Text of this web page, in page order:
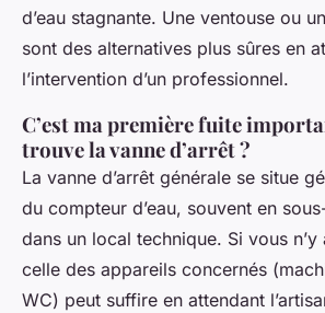
d’eau stagnante. Une ventouse ou
sont des alternatives plus sûres en
l’intervention d’un professionnel.
C’est ma première fuite
trouve la vanne d’arrêt ?
La vanne d’arrêt générale se situe
du compteur d’eau, souvent en
dans un local technique. Si vous
celle des appareils concernés
WC) peut suffire en attendant